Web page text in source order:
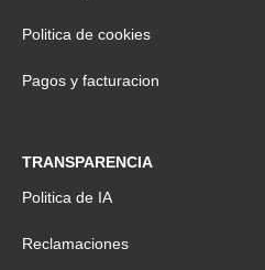
Politica de cookies
Pagos y facturacion
TRANSPARENCIA
Politica de IA
Reclamaciones